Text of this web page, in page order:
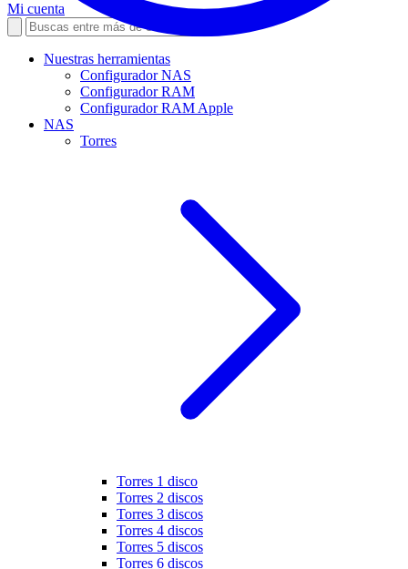
Mi cuenta
Nuestras herramientas
Configurador NAS
Configurador RAM
Configurador RAM Apple
NAS
Torres
Torres 1 disco
Torres 2 discos
Torres 3 discos
Torres 4 discos
Torres 5 discos
Torres 6 discos